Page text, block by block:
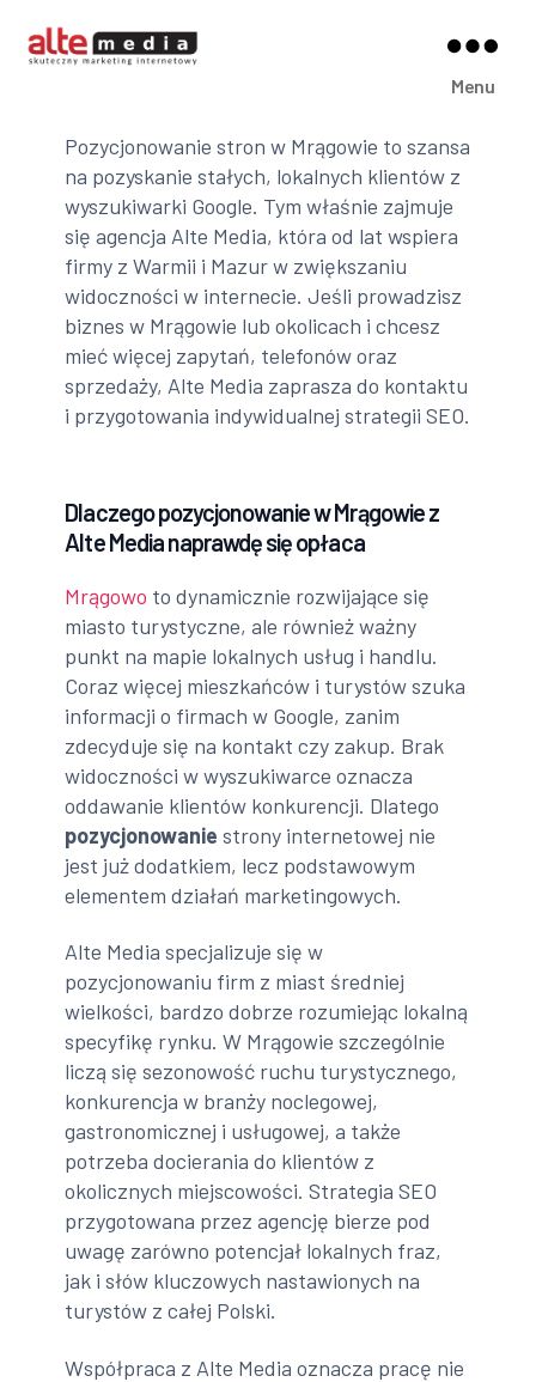
Media
Menu
Pozycjonowanie stron w Mrągowie to szansa
na pozyskanie stałych, lokalnych klientów z
wyszukiwarki Google. Tym właśnie zajmuje
się agencja Alte Media, która od lat wspiera
firmy z Warmii i Mazur w zwiększaniu
widoczności w internecie. Jeśli prowadzisz
biznes w Mrągowie lub okolicach i chcesz
mieć więcej zapytań, telefonów oraz
sprzedaży, Alte Media zaprasza do kontaktu
i przygotowania indywidualnej strategii SEO.
Dlaczego pozycjonowanie w Mrągowie z
Alte Media naprawdę się opłaca
Mrągowo to dynamicznie rozwijające się
miasto turystyczne, ale również ważny
punkt na mapie lokalnych usług i handlu.
Coraz więcej mieszkańców i turystów szuka
informacji o firmach w Google, zanim
zdecyduje się na kontakt czy zakup. Brak
widoczności w wyszukiwarce oznacza
oddawanie klientów konkurencji. Dlatego
pozycjonowanie strony internetowej nie
jest już dodatkiem, lecz podstawowym
elementem działań marketingowych.
Alte Media specjalizuje się w
pozycjonowaniu firm z miast średniej
wielkości, bardzo dobrze rozumiejąc lokalną
specyfikę rynku. W Mrągowie szczególnie
liczą się sezonowość ruchu turystycznego,
konkurencja w branży noclegowej,
gastronomicznej i usługowej, a także
potrzeba docierania do klientów z
okolicznych miejscowości. Strategia SEO
przygotowana przez agencję bierze pod
uwagę zarówno potencjał lokalnych fraz,
jak i słów kluczowych nastawionych na
turystów z całej Polski.
Współpraca z Alte Media oznacza pracę nie